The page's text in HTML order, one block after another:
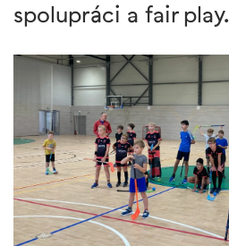
spolupráci a fair play.